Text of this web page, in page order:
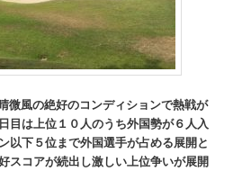
微風の絶好のコンディションで熱戦が
目は上位１０人のうち外国勢が６人入
下５位まで外国選手が占める展開と
スコアが続出し激しい上位争いが展開